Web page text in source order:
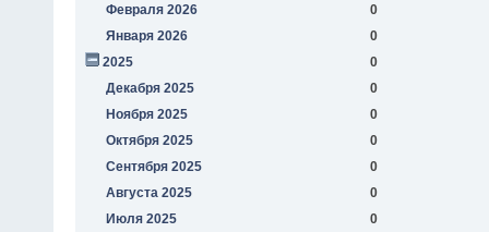
Февраля 2026
0
Января 2026
0
2025
0
Декабря 2025
0
Ноября 2025
0
Октября 2025
0
Сентября 2025
0
Августа 2025
0
Июля 2025
0